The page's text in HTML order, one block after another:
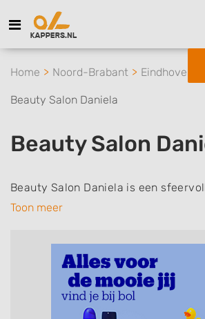
Home Noord-Brabant Eindhoven
Beauty Salon Daniela
Beauty Salon
Beauty Salon Daniela is een
Toon meer